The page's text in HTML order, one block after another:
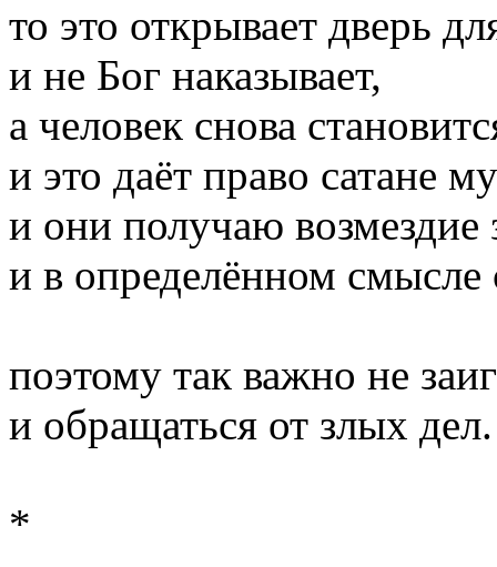
то это открывает дверь
и не Бог наказывает,
а человек снова
и это даёт право сатане
и они получаю возмездие
и в определённом смысле
поэтому так важно не
и обращаться от злых дел.
*